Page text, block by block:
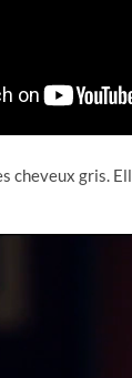
cheveux gris.